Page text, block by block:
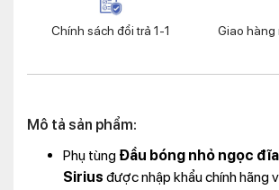
Chính sách đổi trả 1-1 Giao
Mô tả sản phẩm:
Phụ tùng Đầu bóng nhỏ ngọc đĩa
Sirius được nhập khẩu chính hãng